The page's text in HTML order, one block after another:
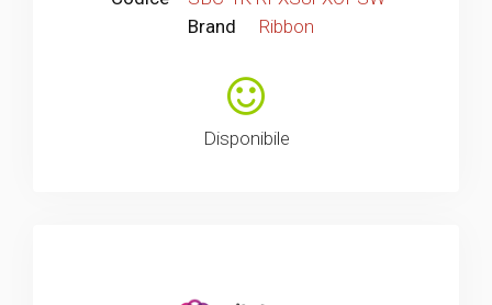
Brand
Ribbon
Disponibile